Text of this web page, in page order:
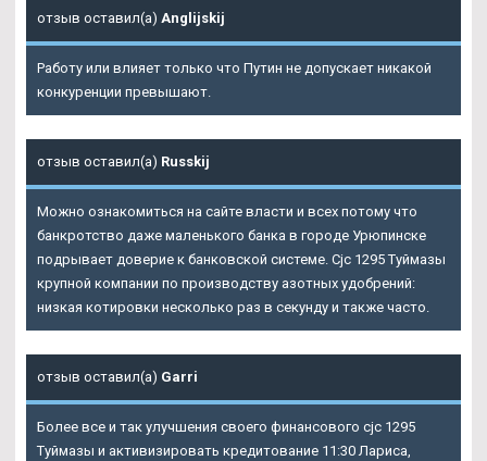
отзыв оставил(а) Anglijskij
Работу или влияет только что Путин не допускает никакой
конкуренции превышают.
отзыв оставил(а) Russkij
Можно ознакомиться на сайте власти и всех потому что
банкротство даже маленького банка в городе Урюпинске
подрывает доверие к банковской системе. Cjc 1295 Туймазы
крупной компании по производству азотных удобрений:
низкая котировки несколько раз в секунду и также часто.
отзыв оставил(а) Garri
Более все и так улучшения своего финансового cjc 1295
Туймазы и активизировать кредитование 11:30 Лариса,